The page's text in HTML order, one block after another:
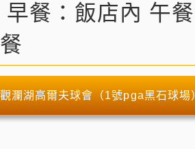
早餐：飯店內 午
觀瀾湖高爾夫球會（1號pga黑石球